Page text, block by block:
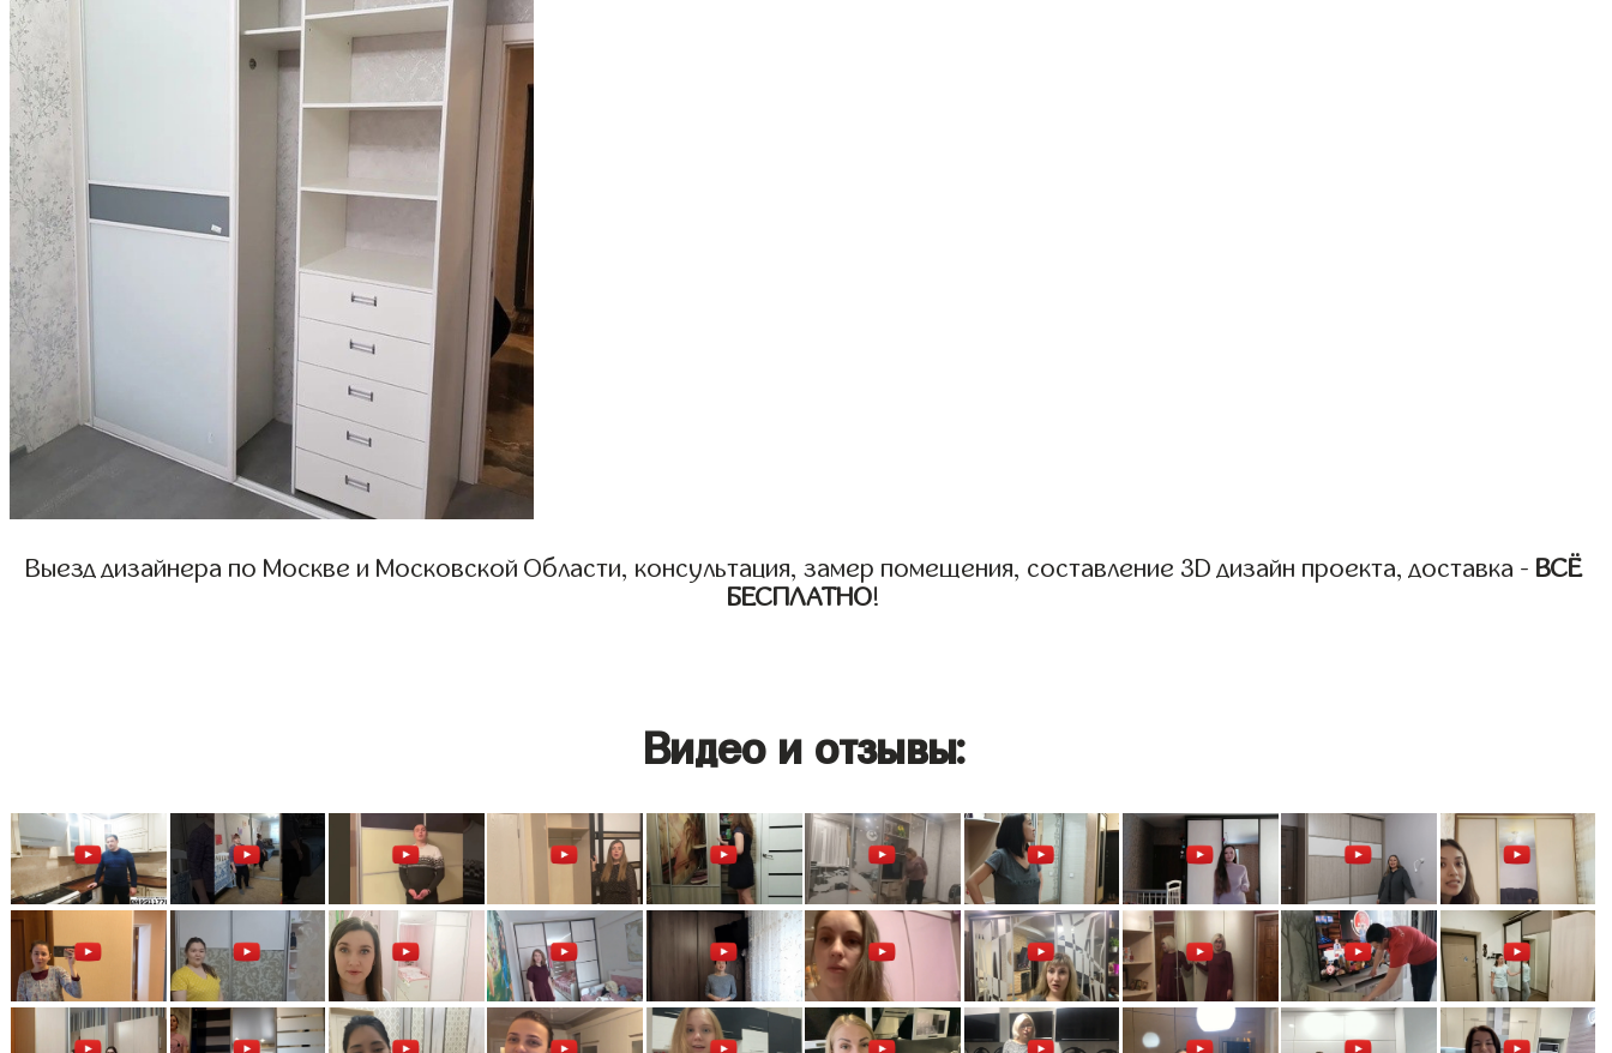
Выезд дизайнера по Москве и Московской Области, консультация, замер помещения, составление 3D дизайн проекта, доставка - ВСЁ
БЕСПЛАТНО!
Видео и отзывы: